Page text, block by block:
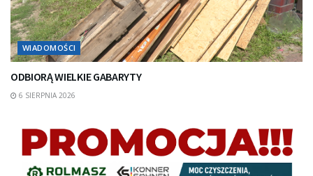
WIADOMOŚCI
ODBIORĄ WIELKIE GABARYTY
6 SIERPNIA 2026